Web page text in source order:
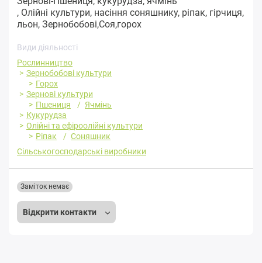
, Олійні культури, насіння соняшнику, ріпак, гірчиця,
льон, Зернобобові,Соя,горох
Види діяльності
Рослинництво
Зернобобові культури
Горох
Зернові культури
Пшениця
Ячмінь
Кукурудза
Олійні та ефіроолійні культури
Ріпак
Соняшник
Сільськогосподарські виробники
Відкрити контакти
Заміток немає